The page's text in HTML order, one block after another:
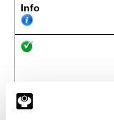
Info
F42EDX-08-12S